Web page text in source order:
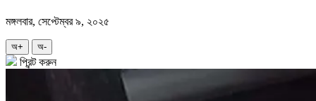
মঙ্গলবার, সেপ্টেম্বর ৯, ২০২৫
অ+ অ-
প্রিন্ট করুন